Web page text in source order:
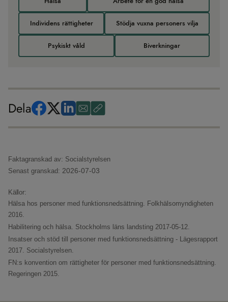
Individens rättigheter Stödja vuxna personers vilja
Psykiskt våld Biverkningar
Dela
Faktagranskad av: Socialstyrelsen
Senast granskad: 2026-07-03
Källor:
Hälsa hos personer med funktionsnedsättning. Folkhälsomyndigheten
2016.
Habilitering och hälsa. Stockholms läns landsting 2017-05-12.
Insatser och stöd till personer med funktionsnedsättning - Lägesrapport
2017. Socialstyrelsen.
FN:s konvention om rättigheter för personer med funktionsnedsättning.
Regeringen 2015.